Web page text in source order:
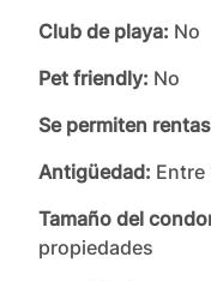
Club de playa: No
Pet friendly: No
Se permiten
Antigüedad: Entre
Tamaño del
propiedades